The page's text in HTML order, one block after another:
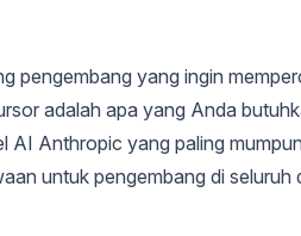
pengembang yang ingin
adalah apa yang Anda
AI Anthropic yang paling
untuk pengembang di seluruh